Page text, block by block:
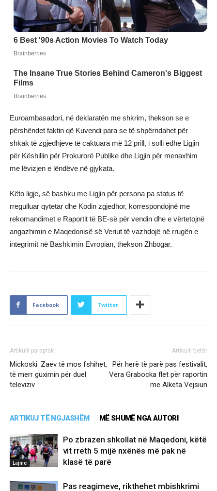
Euroambasadori, në deklaratën me shkrim, thekson se e
përshëndet faktin që Kuvendi para se të shpërndahet për
shkak të zgjedhjeve të caktuara më 12 prill, i solli edhe Ligjin
për Këshillin për Prokurorë Publike dhe Ligjin për menaxhim
me lëvizjen e lëndëve në gjykata.
Këto ligje, së bashku me Ligjin për persona pa status të
rregulluar qytetar dhe Kodin zgjedhor, korrespondojnë me
rekomandimet e Raportit të BE-së për vendin dhe e vërtetojnë
angazhimin e Maqedonisë së Veriut të vazhdojë në rrugën e
integrimit në Bashkimin Evropian, thekson Zhbogar.
Facebook Twitter
Artikulli paraprak
Mickoski: Zaev të mos fshihet,
të merr guximin për duel
televiziv
Artikulli tjetër
Për herë të parë pas festivalit,
Vera Grabocka flet për raportin
me Alketa Vejsiun
ARTIKUJ TË NGJASHËM MË SHUMË NGA AUTORI
Lajme
Po zbrazen shkollat në Maqedoni, këtë
vit rreth 5 mijë nxënës më pak në
klasë të parë
Pas reagimeve, rikthehet mbishkrimi